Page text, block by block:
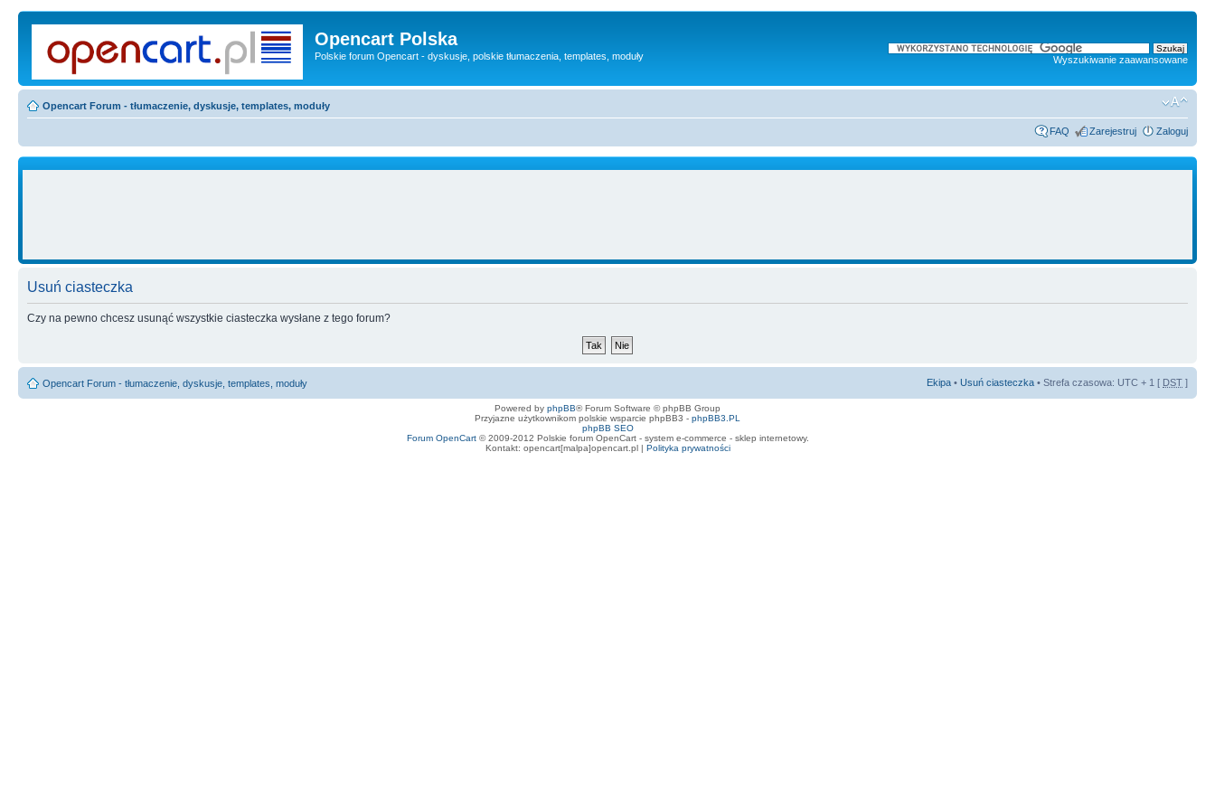
Opencart Polska
Polskie forum Opencart - dyskusje, polskie tłumaczenia, templates, moduły Wyszukiwanie zaawansowane
Opencart Forum - tłumaczenie, dyskusje, templates, moduły
FAQ Zarejestruj Zaloguj
Usuń ciasteczka
Czy na pewno chcesz usunąć wszystkie ciasteczka wysłane z tego forum?
Opencart Forum - tłumaczenie, dyskusje, templates, moduły Ekipa • Usuń ciasteczka • Strefa czasowa: UTC + 1 [ DST ]
Powered by phpBB® Forum Software © phpBB Group
Przyjazne użytkownikom polskie wsparcie phpBB3 - phpBB3.PL
phpBB SEO
Forum OpenCart© 2009-2012 Polskie forum OpenCart - system e-commerce - sklep internetowy.
Kontakt: opencart[malpa]opencart.pl | Polityka prywatności